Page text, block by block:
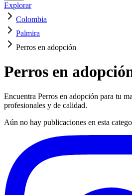
Explorar
Colombia
Palmira
Perros en adopción
Perros en
Encuentra Perros en adopción para tu
profesionales y de calidad.
Aún no hay publicaciones en esta